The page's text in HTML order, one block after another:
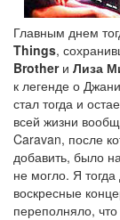
Главным днем
Things,
Brotherи Лиза
к легенде о
стал тогда и
всей жизни
Caravan, после
добавить, было
не могло. Я
воскресные
переполняло,